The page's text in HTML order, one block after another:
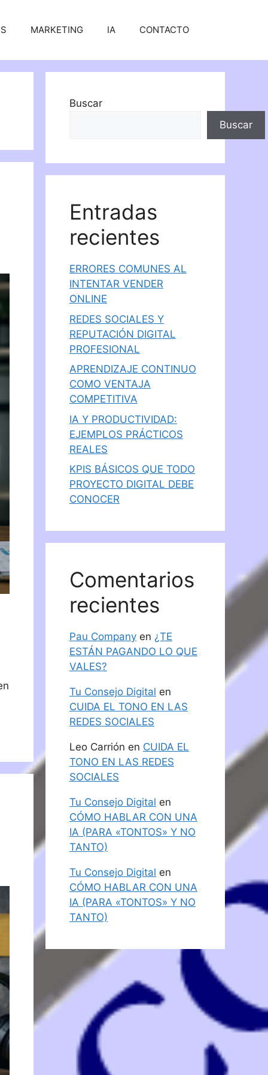
MARKETING IA CONTACTO
Buscar
Buscar
Entradas
recientes
ERRORES COMUNES AL
INTENTAR VENDER
ONLINE
REDES SOCIALES Y
REPUTACIÓN DIGITAL
PROFESIONAL
APRENDIZAJE CONTINUO
COMO VENTAJA
COMPETITIVA
IA Y PRODUCTIVIDAD:
EJEMPLOS PRÁCTICOS
REALES
KPIS BÁSICOS QUE TODO
PROYECTO DIGITAL DEBE
CONOCER
Comentarios
recientes
Pau Company en ¿TE
ESTÁN PAGANDO LO QUE
VALES?
Tu Consejo Digital en
CUIDA EL TONO EN LAS
REDES SOCIALES
Leo Carrión en CUIDA EL
TONO EN LAS REDES
SOCIALES
Tu Consejo Digital en
CÓMO HABLAR CON UNA
IA (PARA «TONTOS» Y NO
TANTO)
Tu Consejo Digital en
CÓMO HABLAR CON UNA
IA (PARA «TONTOS» Y NO
TANTO)